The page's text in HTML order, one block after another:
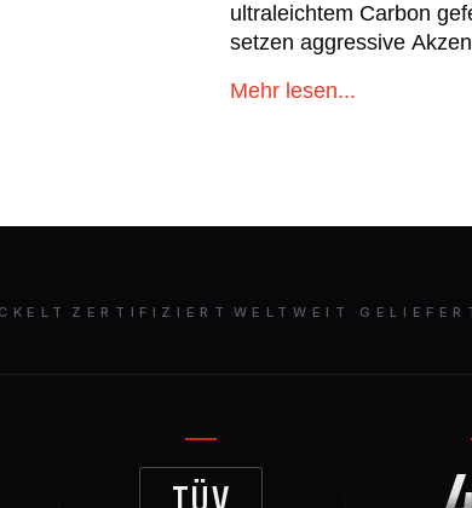
ultraleichtem Carbon
setzen aggressive
Mehr lesen...
·ZERTIFIZIERT ·WELTWEIT